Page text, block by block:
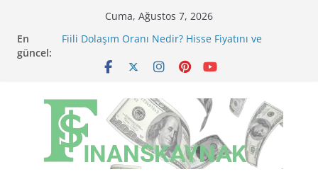
content
Cuma, Ağustos 7, 2026
En
güncel:
Fiili Dolaşım Oranı Nedir? Hisse Fiyatını ve
KAP Açıklaması Nasıl Okunur? Yatırımcı İçin Kritik
MSCI Endeks Değişiklikleri BIST Hisselerini Nasıl
Etkiler?
BIST Endeks Değişiklikleri Hisseleri Nasıl Etkiler?
BIST Sektör Endeksleri Nedir? Sektörel Rotasyon
Nasıl Takip Edilir?